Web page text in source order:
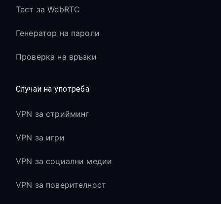
Тест за WebRTC
Генератор на пароли
Проверка на връзки
Случаи на употреба
VPN за стрийминг
VPN за игри
VPN за социални медии
VPN за поверителност